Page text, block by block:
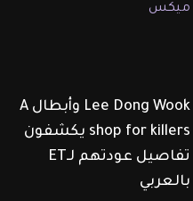
ميكس
Lee Dong Wook وأبطال A
shop for killers يكشفون
تفاصيل عودتهم لـET
بالعربي